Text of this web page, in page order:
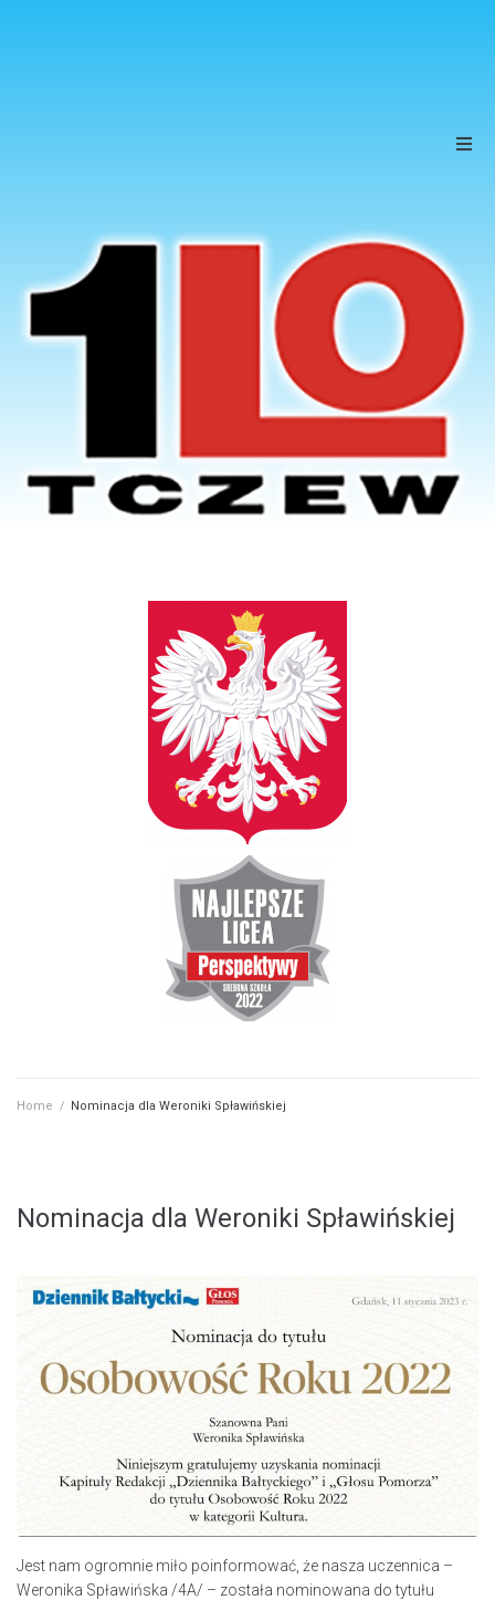
Uczniowie
Home / Nominacja dla Weroniki Spławińskiej
Nominacja dla Weroniki Spławińskiej
Jest nam ogromnie miło poinformować, że nasza uczennica –
Weronika Spławińska /4A/ – została nominowana do tytułu